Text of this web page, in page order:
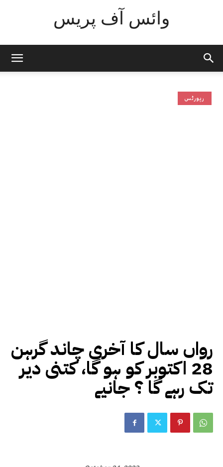
وائس آف پریس
رپورٹس
رواں سال کا آخری چاند گرہن
28 اکتوبر کو ہو گا، کتنی دیر
تک رہے گا ؟ جانیے